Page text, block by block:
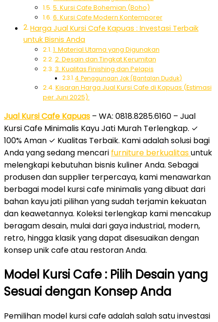
5. Kursi Cafe Bohemian (Boho)
6. Kursi Cafe Modern Kontemporer
Harga Jual Kursi Cafe Kapuas : Investasi Terbaik
untuk Bisnis Anda
1. Material Utama yang Digunakan
2. Desain dan Tingkat Kerumitan
3. Kualitas Finishing dan Pelapis
4. Penggunaan Jok (Bantalan Duduk)
Kisaran Harga Jual Kursi Cafe di Kapuas (Estimasi
per Juni 2025):
Jual Kursi Cafe Kapuas – WA: 0818.8285.6160 – Jual
Kursi Cafe Minimalis Kayu Jati Murah Terlengkap. ✓
100% Aman ✓ Kualitas Terbaik. Kami adalah solusi bagi
Anda yang sedang mencari furniture berkualitasuntuk
melengkapi kebutuhan bisnis kuliner Anda. Sebagai
produsen dan supplier terpercaya, kami menawarkan
berbagai model kursi cafe minimalis yang dibuat dari
bahan kayu jati pilihan yang sudah terjamin kekuatan
dan keawetannya. Koleksi terlengkap kami mencakup
beragam desain, mulai dari gaya industrial, modern,
retro, hingga klasik yang dapat disesuaikan dengan
konsep unik cafe atau restoran Anda.
Model Kursi Cafe : Pilih Desain yang
Sesuai dengan Konsep Anda
Pemilihan model kursi cafe adalah salah satu investasi